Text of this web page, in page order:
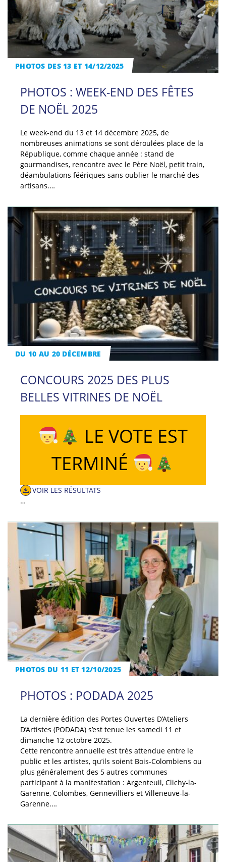
PHOTOS DES 13 ET 14/12/2025
PHOTOS : WEEK-END DES FÊTES
DE NOËL 2025
Le week-end du 13 et 14 décembre 2025, de
nombreuses animations se sont déroulées place de la
République, comme chaque année : stand de
gourmandises, rencontre avec le Père Noël, petit train,
déambulations féériques sans oublier le marché des
artisans.…
DU 10 AU 20 DÉCEMBRE
CONCOURS 2025 DES PLUS
BELLES VITRINES DE NOËL
LE VOTE EST
TERMINÉ
VOIR LES RÉSULTATS
…
PHOTOS DU 11 ET 12/10/2025
PHOTOS : PODADA 2025
La dernière édition des Portes Ouvertes D’Ateliers
D’Artistes (PODADA) s’est tenue les samedi 11 et
dimanche 12 octobre 2025.
Cette rencontre annuelle est très attendue entre le
public et les artistes, qu’ils soient Bois-Colombiens ou
plus généralement des 5 autres communes
participant à la manifestation : Argenteuil, Clichy-la-
Garenne, Colombes, Gennevilliers et Villeneuve-la-
Garenne.…